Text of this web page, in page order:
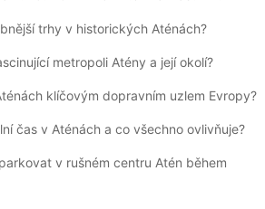
trhy v historických Aténách?
metropoli Atény a její okolí?
klíčovým dopravním uzlem Evropy?
čas v Aténách a co všechno ovlivňuje?
v rušném centru Atén během